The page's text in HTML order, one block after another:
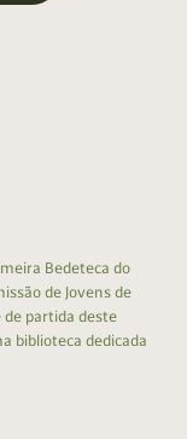
Bedeteca do
de Jovens de
de partida deste
biblioteca dedicada